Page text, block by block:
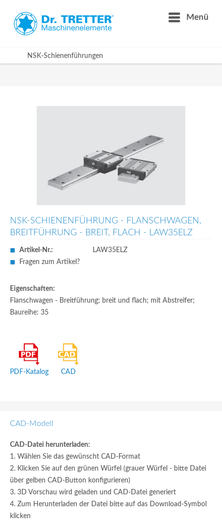
Menü
NSK-Schienenführungen
NSK-SCHIENENFÜHRUNG - FLANSCHWAGEN,
BREITFÜHRUNG - BREIT, FLACH - LAW35ELZ
Artikel-Nr.:
LAW35ELZ
Fragen zum Artikel?
Eigenschaften:
Flanschwagen - Breitführung; breit und flach; mit Abstreifer;
Baureihe: 35
PDF-Katalog CAD
CAD-Modell
CAD-Datei herunterladen:
1. Wählen Sie das gewünscht CAD-Format
2. Klicken Sie auf den grünen Würfel (grauer Würfel - bitte Datei
über gelben CAD-Button konfigurieren)
3. 3D Vorschau wird geladen und CAD-Datei generiert
4. Zum Herunterladen der Datei bitte auf das Download-Symbol
klicken